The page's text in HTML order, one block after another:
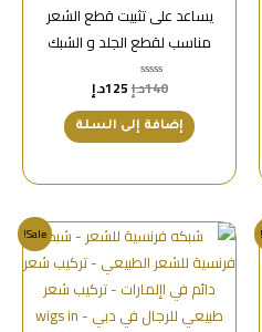
يساعد على تثبيت قطع الشعر
مناسب لقطع الجلد و الشبك
تم
التقييم
0
من
140د.إ125د.إ
إضافة إلى السلة
Sale!